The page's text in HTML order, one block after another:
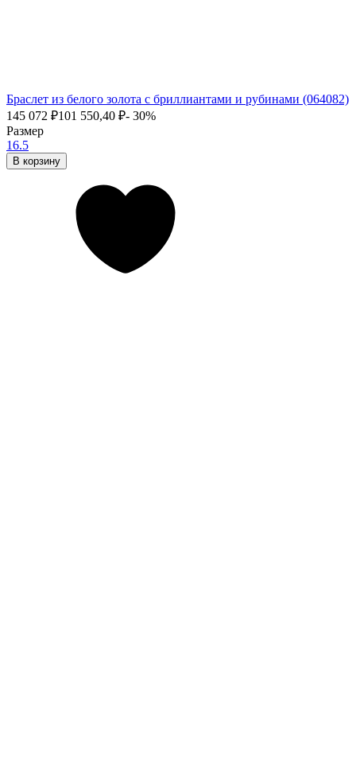
Браслет из белого золота с бриллиантами и рубинами (064082)
145 072 ₽101 550,40 ₽- 30%
Размер
16.5
В корзину